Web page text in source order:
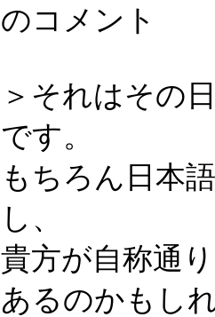
のコメント
＞それはその
です。
もちろん日本
し、
貴方が自称通
あるのかもし